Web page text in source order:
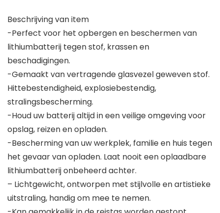
Beschrijving van item
-Perfect voor het opbergen en beschermen van
lithiumbatterij tegen stof, krassen en
beschadigingen.
-Gemaakt van vertragende glasvezel geweven stof.
Hittebestendigheid, explosiebestendig,
stralingsbescherming.
-Houd uw batterij altijd in een veilige omgeving voor
opslag, reizen en opladen.
-Bescherming van uw werkplek, familie en huis tegen
het gevaar van opladen. Laat nooit een oplaadbare
lithiumbatterij onbeheerd achter.
– Lichtgewicht, ontworpen met stijlvolle en artistieke
uitstraling, handig om mee te nemen.